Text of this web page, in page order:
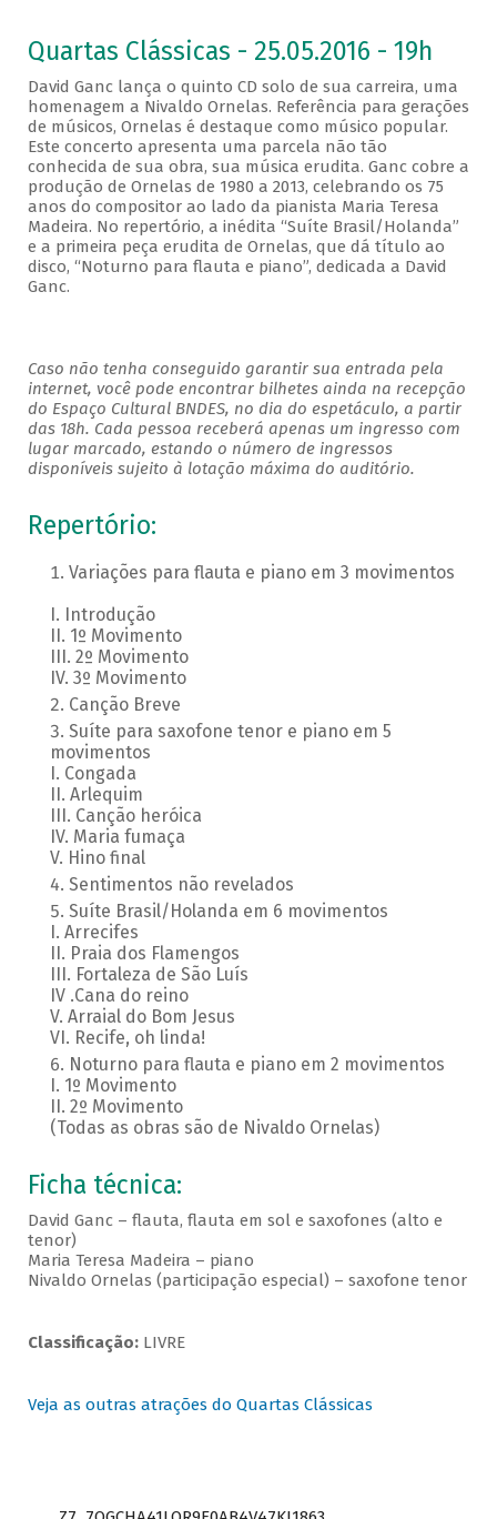
Quartas Clássicas - 25.05.2016 - 19h
David Ganc lança o quinto CD solo de sua carreira, uma
homenagem a Nivaldo Ornelas. Referência para gerações
de músicos, Ornelas é destaque como músico popular.
Este concerto apresenta uma parcela não tão
conhecida de sua obra, sua música erudita. Ganc cobre a
produção de Ornelas de 1980 a 2013, celebrando os 75
anos do compositor ao lado da pianista Maria Teresa
Madeira. No repertório, a inédita “Suíte Brasil/Holanda”
e a primeira peça erudita de Ornelas, que dá título ao
disco, “Noturno para flauta e piano”, dedicada a David
Ganc.
Caso não tenha conseguido garantir sua entrada pela
internet, você pode encontrar bilhetes ainda na recepção
do Espaço Cultural BNDES, no dia do espetáculo, a partir
das 18h. Cada pessoa receberá apenas um ingresso com
lugar marcado, estando o número de ingressos
disponíveis sujeito à lotação máxima do auditório.
Repertório:
Variações para flauta e piano em 3 movimentos
I. Introdução
II. 1º Movimento
III. 2º Movimento
IV. 3º Movimento
Canção Breve
Suíte para saxofone tenor e piano em 5
movimentos
I. Congada
II. Arlequim
III. Canção heróica
IV. Maria fumaça
V. Hino final
Sentimentos não revelados
Suíte Brasil/Holanda em 6 movimentos
I. Arrecifes
II. Praia dos Flamengos
III. Fortaleza de São Luís
IV .Cana do reino
V. Arraial do Bom Jesus
VI. Recife, oh linda!
Noturno para flauta e piano em 2 movimentos
I. 1º Movimento
II. 2º Movimento
(Todas as obras são de Nivaldo Ornelas)
Ficha técnica:
David Ganc – flauta, flauta em sol e saxofones (alto e
tenor)
Maria Teresa Madeira – piano
Nivaldo Ornelas (participação especial) – saxofone tenor
Classificação:LIVRE
Veja as outras atrações do Quartas Clássicas